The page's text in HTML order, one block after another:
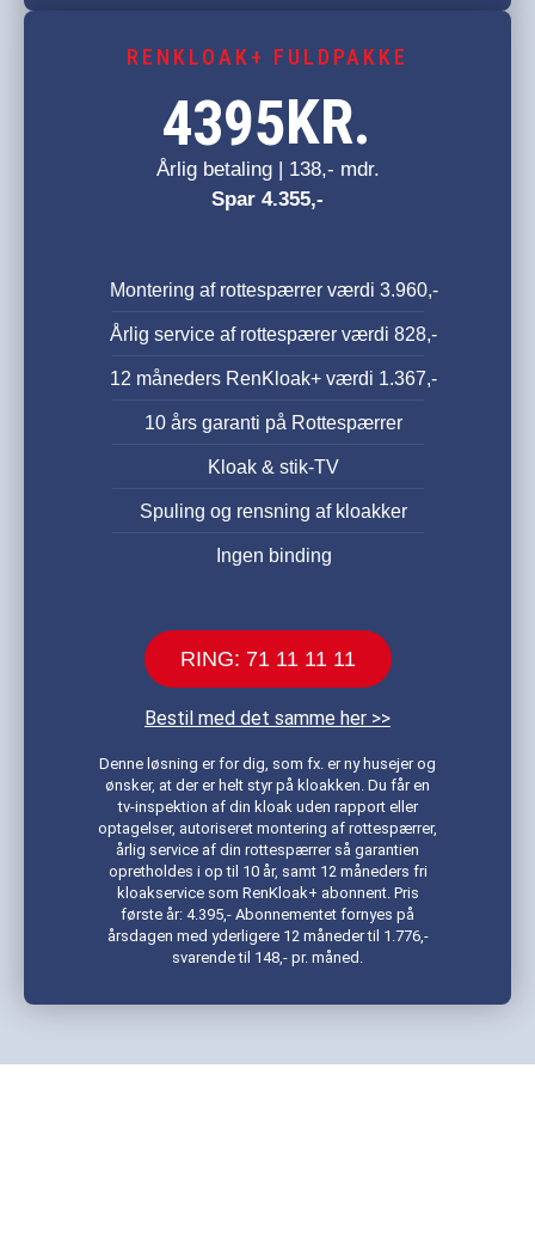
RENKLOAK+ FULDPAKKE
4395KR.
Årlig betaling | 138,- mdr.
Spar 4.355,-
Montering af rottespærrer værdi 3.960,-
Årlig service af rottespærer værdi 828,-
12 måneders RenKloak+ værdi 1.367,-
10 års garanti på Rottespærrer
Kloak & stik-TV
Spuling og rensning af kloakker
Ingen binding
RING: 71 11 11 11
Bestil med det samme her >>
Denne løsning er for dig, som fx. er ny husejer og
ønsker, at der er helt styr på kloakken. Du får en
tv-inspektion af din kloak uden rapport eller
optagelser, autoriseret montering af rottespærrer,
årlig service af din rottespærrer så garantien
opretholdes i op til 10 år, samt 12 måneders fri
kloakservice som RenKloak+ abonnent. Pris
første år: 4.395,- Abonnementet fornyes på
årsdagen med yderligere 12 måneder til 1.776,-
svarende til 148,- pr. måned.